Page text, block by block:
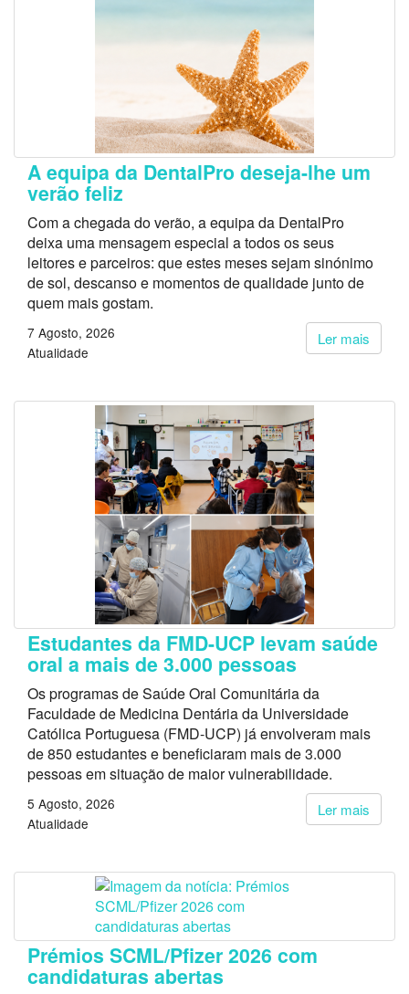
A equipa da DentalPro deseja-lhe um
verão feliz
Com a chegada do verão, a equipa da DentalPro
deixa uma mensagem especial a todos os seus
leitores e parceiros: que estes meses sejam sinónimo
de sol, descanso e momentos de qualidade junto de
quem mais gostam.
Ler mais
7 Agosto, 2026
Atualidade
Estudantes da FMD-UCP levam saúde
oral a mais de 3.000 pessoas
Os programas de Saúde Oral Comunitária da
Faculdade de Medicina Dentária da Universidade
Católica Portuguesa (FMD-UCP) já envolveram mais
de 850 estudantes e beneficiaram mais de 3.000
pessoas em situação de maior vulnerabilidade.
Ler mais
5 Agosto, 2026
Atualidade
Prémios SCML/Pfizer 2026 com
candidaturas abertas